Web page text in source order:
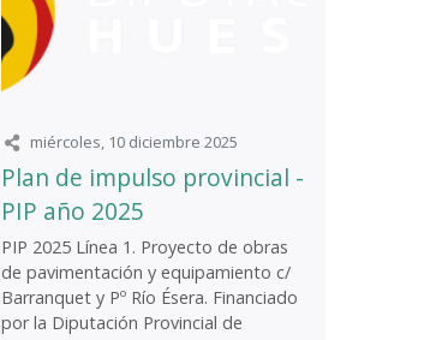
miércoles, 10 diciembre 2025
Plan de impulso provincial -
PIP año 2025
PIP 2025 Línea 1. Proyecto de obras
de pavimentación y equipamiento c/
Barranquet y Pº Río Ésera. Financiado
por la Diputación Provincial de